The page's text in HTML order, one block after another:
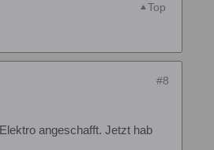
Top
#8
angeschafft. Jetzt hab